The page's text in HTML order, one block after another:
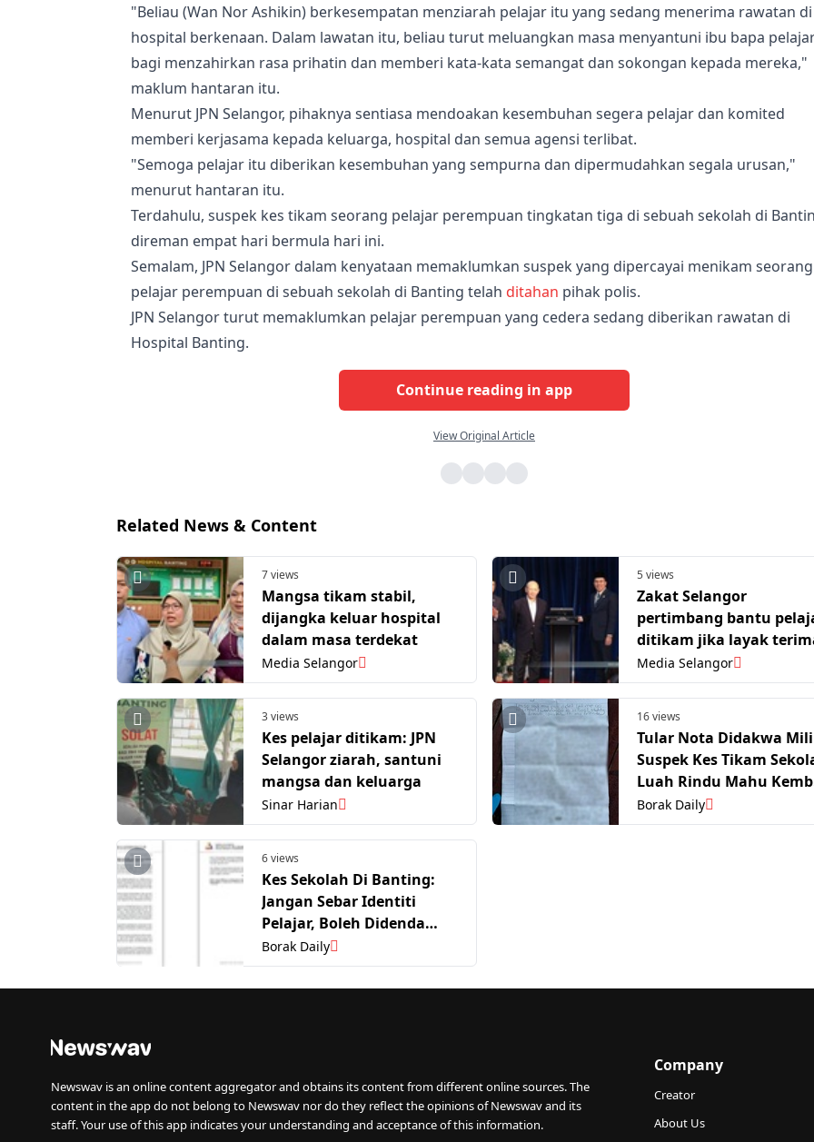
"Beliau (Wan Nor Ashikin) berkesempatan menziarah pelajar itu yang sedang menerima rawatan di
hospital berkenaan. Dalam lawatan itu, beliau turut meluangkan masa menyantuni ibu bapa
bagi menzahirkan rasa prihatin dan memberi kata-kata semangat dan sokongan kepada mereka,"
maklum hantaran itu.
Menurut JPN Selangor, pihaknya sentiasa mendoakan kesembuhan segera pelajar dan komited
memberi kerjasama kepada keluarga, hospital dan semua agensi terlibat.
"Semoga pelajar itu diberikan kesembuhan yang sempurna dan dipermudahkan segala urusan,"
menurut hantaran itu.
Terdahulu, suspek kes tikam seorang pelajar perempuan tingkatan tiga di sebuah sekolah di
direman empat hari bermula hari ini.
Semalam, JPN Selangor dalam kenyataan memaklumkan suspek yang dipercayai menikam seorang
pelajar perempuan di sebuah sekolah di Banting telah ditahan pihak polis.
JPN Selangor turut memaklumkan pelajar perempuan yang cedera sedang diberikan rawatan di
Hospital Banting.
Continue reading in app
View Original Article
Related News & Content
7 views
Mangsa tikam stabil,
dijangka keluar hospital
dalam masa terdekat
Media Selangor
5 views
Zakat Selangor
pertimbang bantu
ditikam jika layak
zakat
Media Selangor
3 views
Kes pelajar ditikam: JPN
Selangor ziarah, santuni
mangsa dan keluarga
Sinar Harian
16 views
Tular Nota Didakwa
Suspek Kes Tikam
Luah Rindu Mahu
Belajar
Borak Daily
6 views
Kes Sekolah Di Banting:
Jangan Sebar Identiti
Pelajar, Boleh Didenda
RM10,000 -SUHAKAM
Borak Daily
Newswav is an online content aggregator and obtains its content from different online sources. The
content in the app do not belong to Newswav nor do they reflect the opinions of Newswav and its
staff. Your use of this app indicates your understanding and acceptance of this information.
Company
Creator
About Us